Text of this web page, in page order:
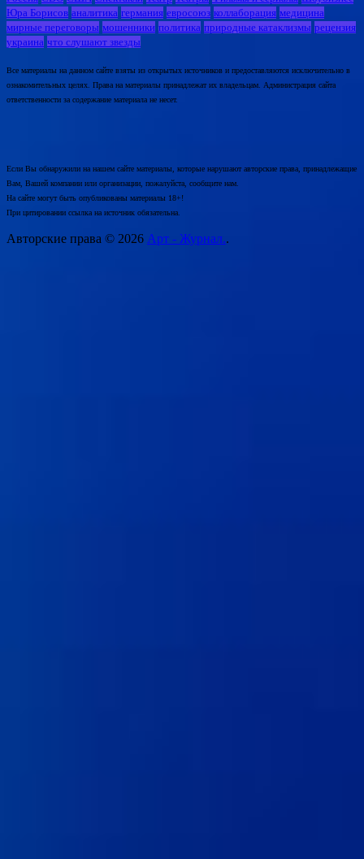
Юра Борисов аналитика германия евросоюз коллаборация медицина
мирные переговоры мошенники политика природные катаклизмы рецензия
украина что слушают звезды
Все материалы на данном сайте взяты из открытых источников и предоставляются исключительно в
ознакомительных целях. Права на материалы принадлежат их владельцам. Администрация сайта
ответственности за содержание материала не несет.
Если Вы обнаружили на нашем сайте материалы, которые нарушают авторские права, принадлежащие
Вам, Вашей компании или организации, пожалуйста, сообщите нам.
На сайте могут быть опубликованы материалы 18+!
При цитировании ссылка на источник обязательна.
Авторские права © 2026 Арт - Журнал..